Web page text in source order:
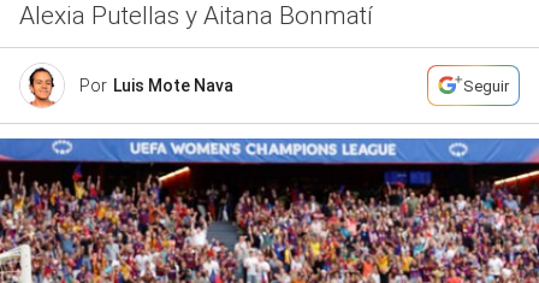
Alexia Putellas y Aitana Bonmatí
Por Luis Mote Nava Seguir